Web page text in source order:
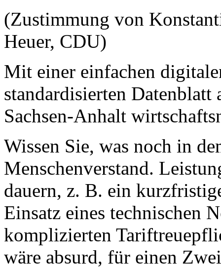
(Zustimmung von
Heuer, CDU)
Mit einer einfachen
standardisierten
Sachsen-Anhalt
Wissen Sie, was noch in
Menschenverstand.
dauern, z. B. ein
Einsatz eines technischen
komplizierten
wäre absurd, für einen